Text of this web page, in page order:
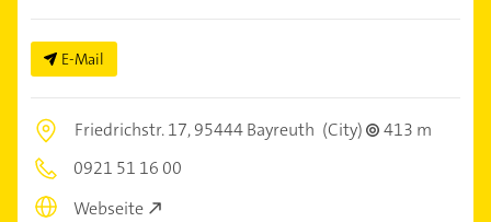
E-Mail
Friedrichstr. 17,95444 Bayreuth (City)
413 m
0921 51 16 00
Webseite